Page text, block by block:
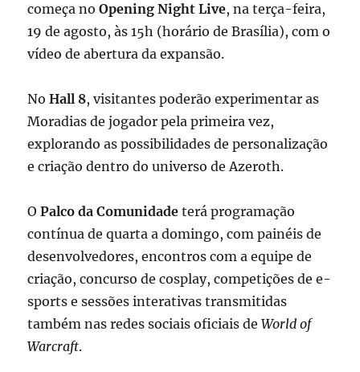
começa noOpening Night Live, na terça-feira,
19 de agosto, às 15h (horário de Brasília), com o
vídeo de abertura da expansão.
NoHall 8, visitantes poderão experimentar as
Moradias de jogador pela primeira vez,
explorando as possibilidades de personalização
e criação dentro do universo de Azeroth.
OPalco da Comunidade terá programação
contínua de quarta a domingo, com painéis de
desenvolvedores, encontros com a equipe de
criação, concurso de cosplay, competições de e-
sports e sessões interativas transmitidas
também nas redes sociais oficiais deWorld of
Warcraft.